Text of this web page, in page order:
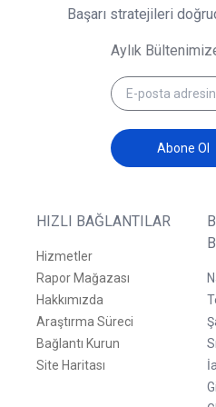
HIZLI BAĞLANTILAR
Hizmetler
Rapor Mağazası
Hakkımızda
Araştırma Süreci
Bağlantı Kurun
Site Haritası
Başarı stratejileri
Aylık
Abone Ol